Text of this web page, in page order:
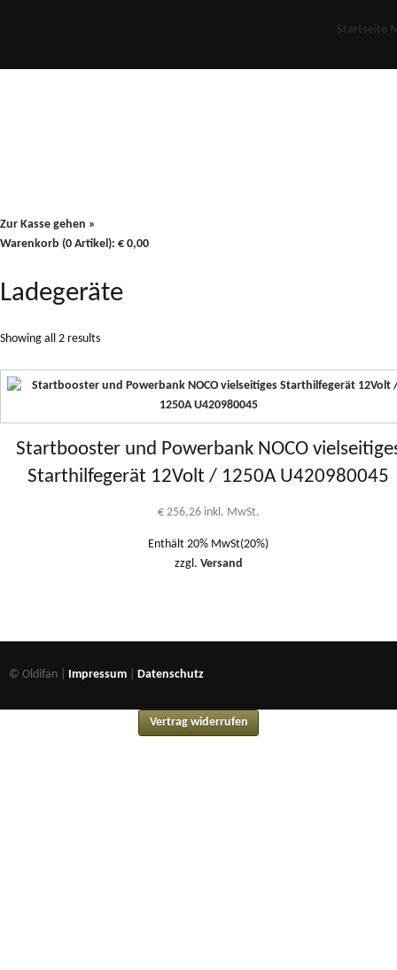
Startseite
Zur Kasse gehen »
Warenkorb (0 Artikel): € 0,00
Ladegeräte
Showing all 2 results
Startbooster und Powerbank NOCO
Starthilfegerät 12Volt / 1250A U420980045
€256,26 inkl. MwSt.
Enthält 20% MwSt(20%)
zzgl. Versand
© Oldifan | Impressum Datenschutz
Vertrag widerrufen